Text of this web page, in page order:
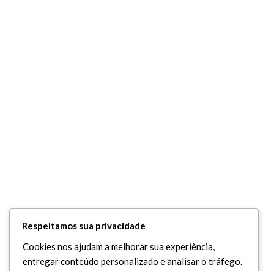
Respeitamos sua privacidade
Cookies nos ajudam a melhorar sua experiência,
entregar conteúdo personalizado e analisar o tráfego.